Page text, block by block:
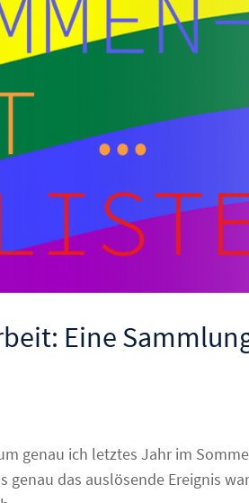
Eine
genau ich letztes Jahr im
das auslösende Ereignis